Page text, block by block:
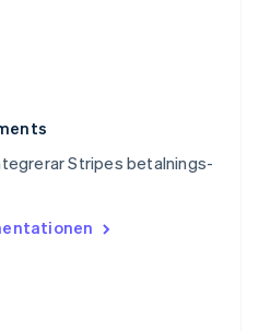
Stripes betalnings-